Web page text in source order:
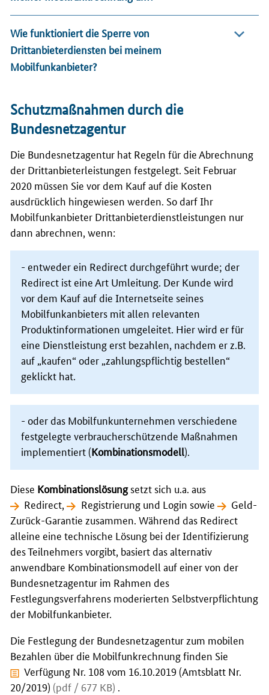
Wie funktioniert die Sperre von
Drittanbieterdiensten bei meinem
Mobilfunkanbieter?
Schutzmaßnahmen durch die
Bundesnetzagentur
Die Bundesnetzagentur hat Regeln für die Abrechnung
der Drittanbieterleistungen festgelegt. Seit Februar
2020 müssen Sie vor dem Kauf auf die Kosten
ausdrücklich hingewiesen werden. So darf Ihr
Mobilfunkanbieter Drittanbieterdienstleistungen nur
dann abrechnen, wenn:
- entweder ein Redirect durchgeführt wurde; der
Redirect ist eine Art Umleitung. Der Kunde wird
vor dem Kauf auf die Internetseite seines
Mobilfunkanbieters mit allen relevanten
Produktinformationen umgeleitet. Hier wird er für
eine Dienstleistung erst bezahlen, nachdem er z.B.
auf „kaufen“ oder „zahlungspflichtig bestellen“
geklickt hat.
- oder das Mobilfunkunternehmen verschiedene
festgelegte verbraucherschützende Maßnahmen
implementiert (Kombinationsmodell).
Diese Kombinationslösungsetzt sich u.a. aus
Redirect, Registrierung und Login sowie
Geld-
Zurück-Garantie zusammen. Während das Redirect
alleine eine technische Lösung bei der Identifizierung
des Teilnehmers vorgibt, basiert das alternativ
anwendbare Kombinationsmodell auf einer von der
Bundesnetzagentur im Rahmen des
Festlegungsverfahrens moderierten Selbstverpflichtung
der Mobilfunkanbieter.
Die Festlegung der Bundesnetzagentur zum mobilen
Bezahlen über die Mobilfunkrechnung finden Sie
Verfügung Nr. 108 vom 16.10.2019 (Amtsblatt Nr.
20/2019) (pdf / 677 KB) .